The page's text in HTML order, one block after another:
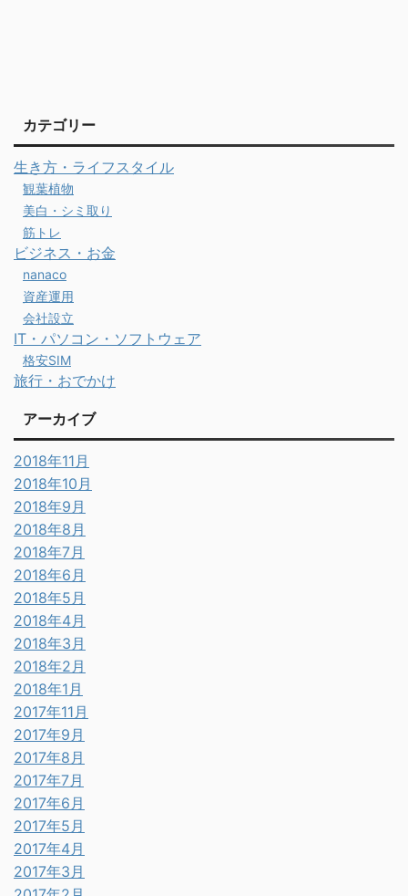
カテゴリー
生き方・ライフスタイル
観葉植物
美白・シミ取り
筋トレ
ビジネス・お金
nanaco
資産運用
会社設立
IT・パソコン・ソフトウェア
格安SIM
旅行・おでかけ
アーカイブ
2018年11月
2018年10月
2018年9月
2018年8月
2018年7月
2018年6月
2018年5月
2018年4月
2018年3月
2018年2月
2018年1月
2017年11月
2017年9月
2017年8月
2017年7月
2017年6月
2017年5月
2017年4月
2017年3月